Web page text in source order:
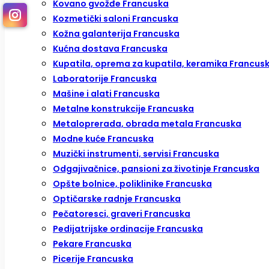
Kovano gvožđe Francuska
Kozmetički saloni Francuska
Kožna galanterija Francuska
Kućna dostava Francuska
Kupatila, oprema za kupatila, keramika
Laboratorije Francuska
Mašine i alati Francuska
Metalne konstrukcije Francuska
Metaloprerada, obrada metala Francuska
Modne kuće Francuska
Muzički instrumenti, servisi Francuska
Odgajivačnice, pansioni za životinje Francuska
Opšte bolnice, poliklinike Francuska
Optičarske radnje Francuska
Pečatoresci, graveri Francuska
Pedijatrijske ordinacije Francuska
Pekare Francuska
Picerije Francuska